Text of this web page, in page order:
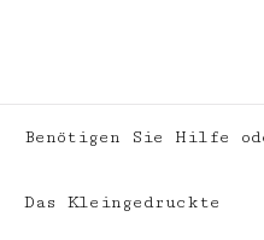
Benötigen Sie Hilfe
Das Kleingedruckte